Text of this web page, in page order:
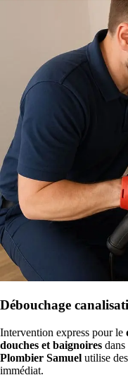
Débouchage
Intervention express pour le
douches et baignoires dans
Plombier Samuel utilise
immédiat.